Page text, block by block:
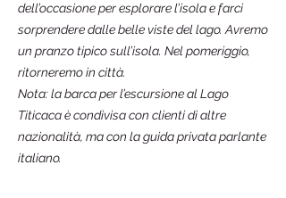
dell’occasione per esplorare l’isola e farci
sorprendere dalle belle viste del lago. Avremo
un pranzo tipico sull’isola. Nel pomeriggio,
ritorneremo in città.
Nota: la barca per l’escursione al Lago
Titicaca è condivisa con clienti di altre
nazionalità, ma con la guida privata parlante
italiano.